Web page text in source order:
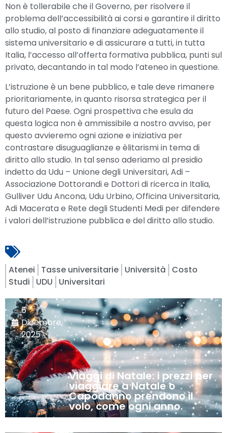
Non è tollerabile che il Governo, per risolvere il
problema dell’accessibilità ai corsi e garantire il diritto
allo studio, al posto di finanziare adeguatamente il
sistema universitario e di assicurare a tutti, in tutta
Italia, l’accesso all’offerta formativa pubblica, punti sul
privato, decantando in tal modo l’ateneo in questione.
L’istruzione è un bene pubblico, e tale deve rimanere
prioritariamente, in quanto risorsa strategica per il
futuro del Paese. Ogni prospettiva che esula da
questa logica non è ammissibile a nostro avviso, per
questo avvieremo ogni azione e iniziativa per
contrastare disuguaglianze e èlitarismi in tema di
diritto allo studio. In tal senso aderiamo al presidio
indetto da Udu – Unione degli Universitari, Adi –
Associazione Dottorandi e Dottori di ricerca in Italia,
Gulliver Udu Ancona, Udu Urbino, Officina Universitaria,
Adi Macerata e Rete degli Studenti Medi per difendere
i valori dell’istruzione pubblica e del diritto allo studio.
Atenei Tasse universitarie Università
Costo
Studi
UDU Universitari
6
Dicembre,
2025
Viaggi di Natale: i prezzi per
viaggiare a Natale o
Capodanno prendono il
volo, come ogni anno.